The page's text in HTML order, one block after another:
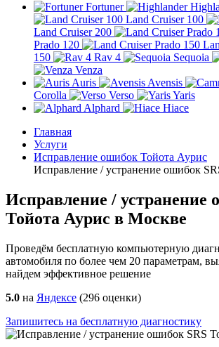
Fortuner
Land Cruiser 100
Land Cruiser 200
Prado 120
150
Rav 4 Sequoia
Venza
Auris
Avensis
Corolla
Verso
Yaris
Alphard
Hiace
Главная
Услуги
Исправление ошибок Тойота Аурис
Исправление / устранение ошибок
Исправление / устранение
Тойота Аурис в Москве
Проведём бесплатную компьютерную
автомобиля по более чем 20 параметрам,
найдем эффективное решение
5.0 на Яндексе (296 оценки)
Запишитесь на бесплатную диагностику